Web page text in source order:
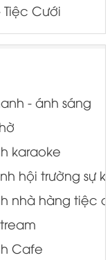
Tiệc Cưới
- ánh sáng
karaoke
hội trường sự
nhà hàng tiệc
Cafe